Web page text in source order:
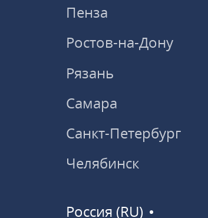
Пенза
Ростов-на-Дону
Рязань
Самара
Санкт-Петербург
Челябинск
Россия (RU)